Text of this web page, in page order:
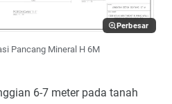
Perbesar
Pancang Mineral H 6M
6-7 meter pada tanah